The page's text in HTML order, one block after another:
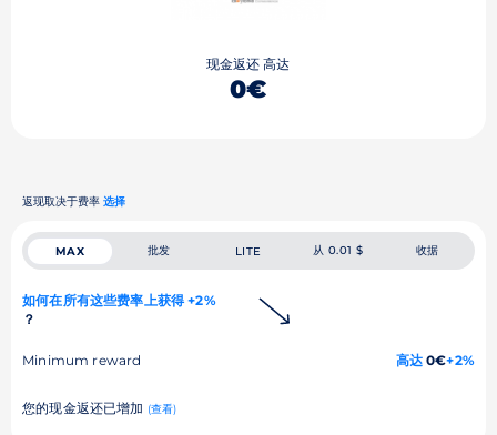
现金返还 高达
0€
返现取决于费率 选择
MAX 批发 LITE 从 0.01 $ 收据
如何在所有这些费率上获得 +2%
？
Minimum reward 高达0€+2%
您的现金返还已增加 (查看)